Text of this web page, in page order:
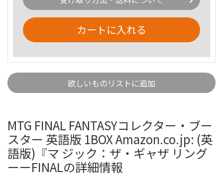
カートに入れる
欲しいものリストに追加
MTG FINAL FANTASYコレクター・ブー
スター 英語版 1BOX Amazon.co.jp: (英
語版)『マ ジック：ザ・ギャザ リング
ーーFINALの詳細情報